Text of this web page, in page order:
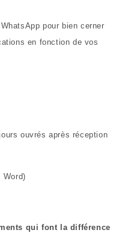
pour bien cerner
en fonction de vos
ouvrés après réception
Word)
qui font la différence